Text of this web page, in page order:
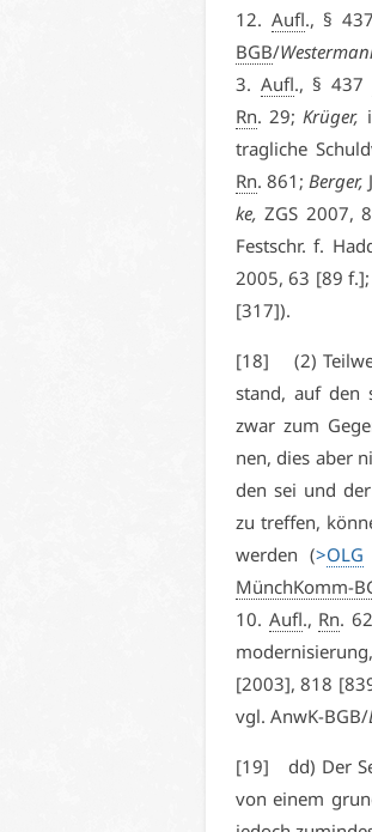
12. Aufl., § 437
BGB/
3. Aufl., § 437
Rn. 29;Krü­ger,
trag­li­che
Rn. 861;Ber­ger,
ke, ZGS 2007,
Fest­schr. f.
2005, 63 [89
[317]).
[18] (2)
stand, auf den
zwar zum
nen, dies aber
den sei und
zu tref­fen,
wer­den (>OLG
MünchKomm-
10. Aufl., Rn.
[2003], 818
vgl. AnwK-BGB/
[19] dd) Der
von ei­nem